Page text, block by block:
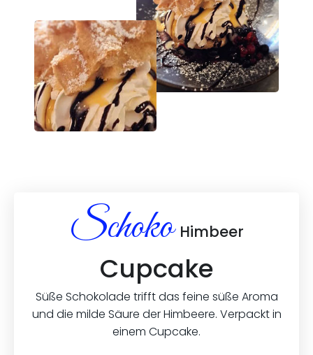
Schoko Himbeer
Cupcake
Süße Schokolade trifft das feine süße Aroma
und die milde Säure der Himbeere. Verpackt in
einem Cupcake.